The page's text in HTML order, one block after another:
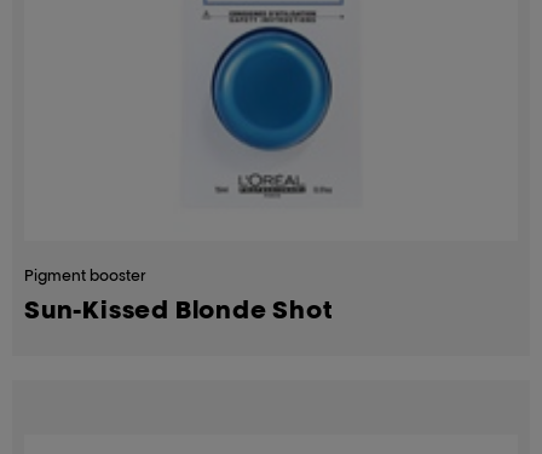
Pigment booster
Sun-Kissed Blonde Shot